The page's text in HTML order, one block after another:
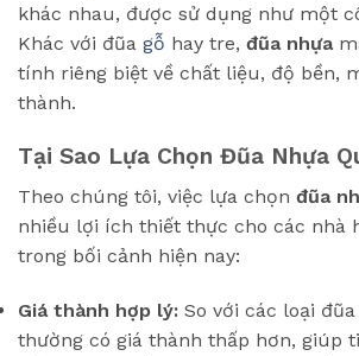
khác nhau, được sử dụng như một
Khác với đũa gỗ hay tre, đũa nhựa
tính riêng biệt về chất liệu, độ bền,
thành.
Tại Sao Lựa Chọn Đũa Nhựa
Theo chúng tôi, việc lựa chọn đũa
nhiều lợi ích thiết thực cho các nhà
trong bối cảnh hiện nay:
Giá thành hợp lý: So với các loại
thường có giá thành thấp hơn, giúp